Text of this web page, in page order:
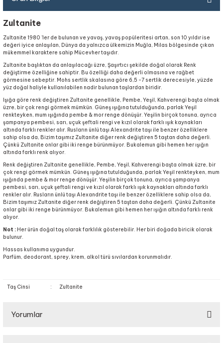
Zultanite
Zultanite 1980 'ler de bulunan ve yavaş, yavaş popüleritesi artan, son 10 yıldır ise
değeri iyice anlaşılan, Dünya da yalnızca ülkemizin Muğla, Milas bölgesinde çıkan
mükemmel karaktere sahip Mücevher taşıdır.
Zultanite başlıktan da anlaşılacağı üzre, Şaşırtıcı şekilde doğal olarak Renk
değiştirme özelliğine sahiptir. Bu özelliği daha değerli olmasına ve rağbet
görmesine sebeptir. Mohs sertlik skalasına göre 6,5 -7 sertlik derecesiyle, yüzde
yüz doğal haliyle kullanılabilen nadir bulunan taşlardan biridir.
Işığa göre renk değiştiren Zultanite genellikle, Pembe, Yeşil, Kahverengi başta olmak
üzre, bir çok rengi görmek mümkün. Güneş ışığına tutulduğunda, parlak Yeşil
renkteyken, mum ışığında pembe & mor renge dönüşür. Yeşilin birçok tonuna, ayrıca
şampanya pembesi, sarı, uçuk şeftali rengi ve kızıl olarak farklı ışık kaynakları
altında farklı renkler alır. Rusların ünlü taşı Alexandrite taşı ile benzer özelliklere
sahip olsa da, Bizim taşımız Zultanite diğer renk değiştiren 5 taştan daha değerli.
Çünkü Zultanite onlar gibi iki renge bürünmüyor. Bukalemun gibi hemen her ışığın
altında farklı renk alıyor.
Renk değiştiren Zultanite genellikle, Pembe, Yeşil, Kahverengi başta olmak üzre, bir
çok rengi görmek mümkün. Güneş ışığına tutulduğunda, parlak Yeşil renkteyken, mum
ışığında pembe & mor renge dönüşür. Yeşilin birçok tonuna, ayrıca şampanya
pembesi, sarı, uçuk şeftali rengi ve kızıl olarak farklı ışık kaynakları altında farklı
renkler alır. Rusların ünlü taşı Alexandrite taşı ile benzer özelliklere sahip olsa da,
Bizim taşımız Zultanite diğer renk değiştiren 5 taştan daha değerli. Çünkü Zultanite
onlar gibi iki renge bürünmüyor. Bukalemun gibi hemen her ışığın altında farklı renk
alıyor.
Not : Her ürün doğal taş olarak farklılık gösterebilir. Her biri doğada biricik olarak
bulunur.
Hassas kullanıma uygundur.
Parfüm, deodorant, sprey, krem, alkol türü sıvılardan korunmalıdır.
Taş Cinsi : Zultanite
Yorumlar